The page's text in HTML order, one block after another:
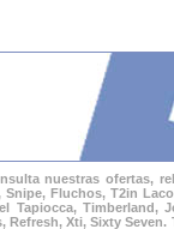
nuestras ofertas,
Fluchos, T2in
Tapiocca, Timberland,
Xti, Sixty Seven.